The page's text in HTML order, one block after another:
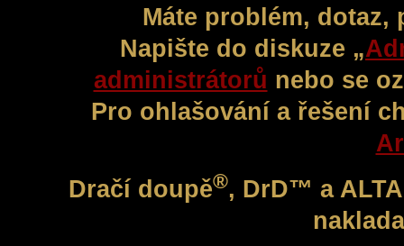
Máte problém,
Napište do diskuze „
administrátorů nebo se
Pro ohlašování a řešení
Dračí doupě®, DrD™ a